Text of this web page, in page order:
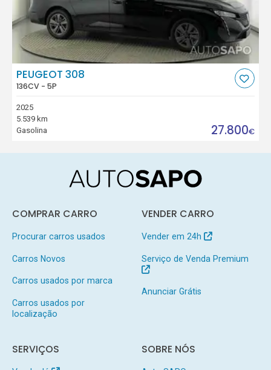
PEUGEOT 308
136CV - 5P
2025
5.539 km
Gasolina
27.800€
COMPRAR CARRO
Procurar carros usados
Carros Novos
Carros usados por marca
Carros usados por
localização
VENDER CARRO
Vender em 24h
Serviço de Venda Premium
Anunciar Grátis
SERVIÇOS SOBRE NÓS